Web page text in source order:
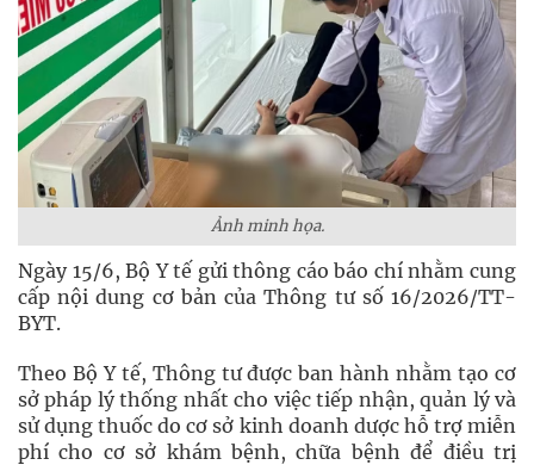
Ảnh minh họa.
Ngày 15/6, Bộ Y tế gửi thông cáo báo chí nhằm cung
cấp nội dung cơ bản của Thông tư số 16/2026/TT-
BYT.
Theo Bộ Y tế, Thông tư được ban hành nhằm tạo cơ
sở pháp lý thống nhất cho việc tiếp nhận, quản lý và
sử dụng thuốc do cơ sở kinh doanh dược hỗ trợ miễn
phí cho cơ sở khám bệnh, chữa bệnh để điều trị